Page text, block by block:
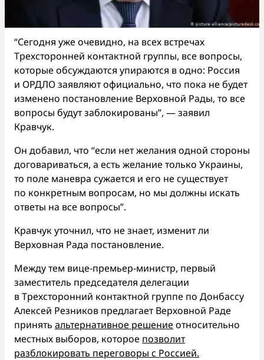
“Сегодня уже очевидно, на всех встречах
Трехсторонней контактной группы, все вопросы,
которые обсуждаются упираются в одно: Россия
и ОРДЛО заявляют официально, что пока не будет
изменено постановление Верховной Рады, то все
вопросы будут заблокированы”, — заявил
Кравчук.
Он добавил, что “если нет желания одной стороны
договариваться, а есть желание только Украины,
то поле маневра сужается и его не существует
по конкретным вопросам, но мы должны искать
ответы на все вопросы”.
Кравчук уточнил, что не знает, изменит ли
Верховная Рада постановление.
Между тем вице-премьер-министр, первый
заместитель председателя делегации
в Трехсторонний контактной группе по Донбассу
Алексей Резников предлагает Верховной Раде
принять альтернативное решение относительно
местных выборов, которое позволит
разблокировать переговоры с Россией.